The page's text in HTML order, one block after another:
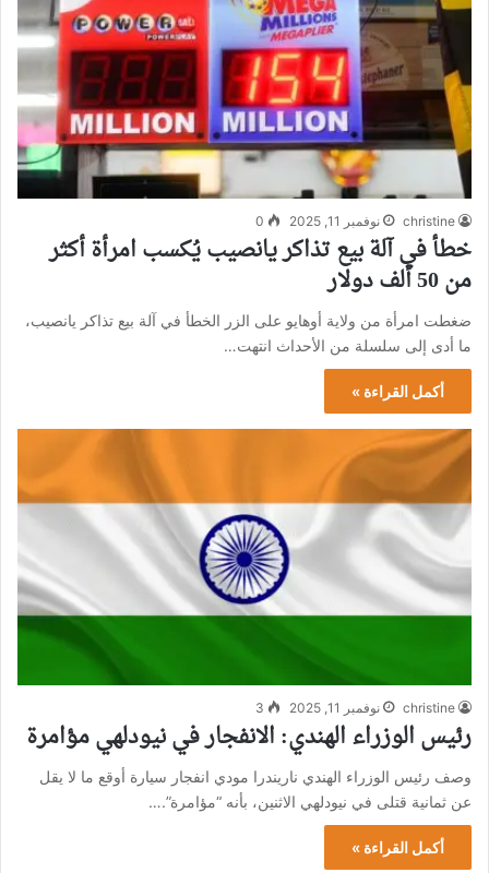
christine نوفمبر 11, 2025 0
خطأ في آلة بيع تذاكر يانصيب يُكسب امرأة أكثر
من 50 ألف دولار
ضغطت امرأة من ولاية أوهايو على الزر الخطأ في آلة بيع تذاكر يانصيب،
ما أدى إلى سلسلة من الأحداث انتهت…
أكمل القراءة »
christine نوفمبر 11, 2025 3
رئيس الوزراء الهندي: الانفجار في نيودلهي مؤامرة
وصف رئيس الوزراء الهندي ناريندرا مودي انفجار سيارة أوقع ما لا يقل
عن ثمانية قتلى في نيودلهي الاثنين، بأنه “مؤامرة”.…
أكمل القراءة »